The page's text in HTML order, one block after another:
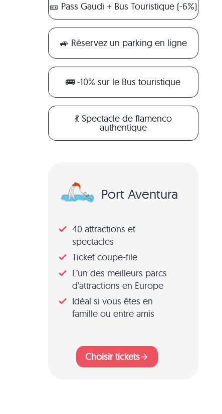
🎫 Pass Gaudi + Bus Touristique (-6%)
🚙 Réservez un parking en ligne
🚌 -10% sur le Bus touristique
💃 Spectacle de flamenco
authentique
Port Aventura
40 attractions et
spectacles
Ticket coupe-file
L’un des meilleurs parcs
d’attractions en Europe
Idéal si vous êtes en
famille ou entre amis
Choisir tickets